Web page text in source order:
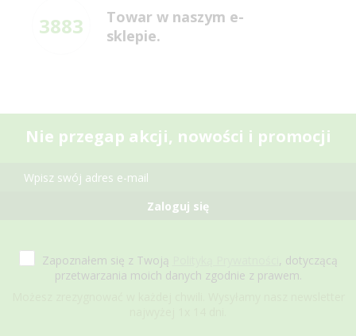
3883
Towar w naszym e-
sklepie.
Nie przegap akcji, nowości i promocji
Zaloguj się
Zapoznałem się z Twoją
, dotyczącą
przetwarzania moich danych zgodnie z prawem.